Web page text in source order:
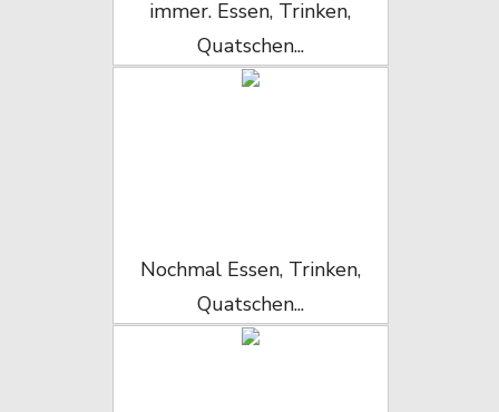
immer. Essen, Trinken,
Quatschen...
Nochmal Essen, Trinken,
Quatschen...